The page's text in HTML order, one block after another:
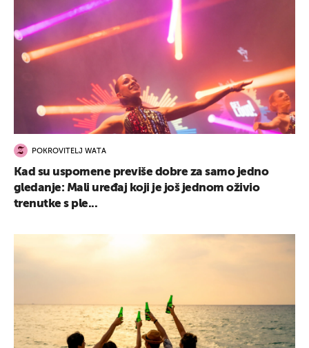
POKROVITELJ WATA
Kad su uspomene previše dobre za samo jedno
gledanje: Mali uređaj koji je još jednom oživio
trenutke s ple...